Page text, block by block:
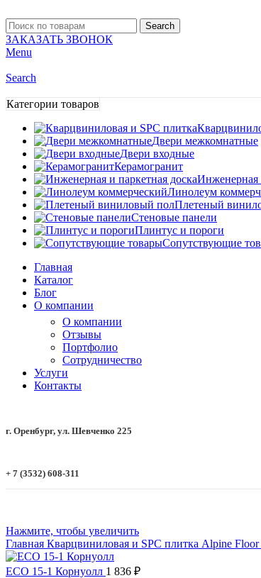
Search
ЗАКАЗАТЬ ЗВОНОК
Menu
Search
Категории товаров
Двери межкомнатные
Двери входные
Керамогранит
Инженерная
Линолеум
Плетеный
Стеновые панели
Плинтус и пороги
Сопутствующие
Главная
Каталог
Блог
О компании
О компании
Отзывы
Портфолио
Сотрудничество
Услуги
Контакты
г. Оренбург, ул. Шевченко 225
+ 7 (3532) 608-311
Нажмите, чтобы увеличить
Главная Кварцвиниловая и SPC плитка Alpine Floor
ECO 15-1 Корнуолл 1 836 ₽